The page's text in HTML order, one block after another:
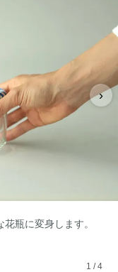
›
瓶に変身します。
1 /4